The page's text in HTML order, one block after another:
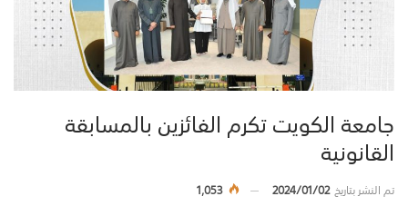
جامعة الكويت تكرم الفائزين بالمسابقة
القانونية
تم النشر بتاريخ2024/01/02
1,053